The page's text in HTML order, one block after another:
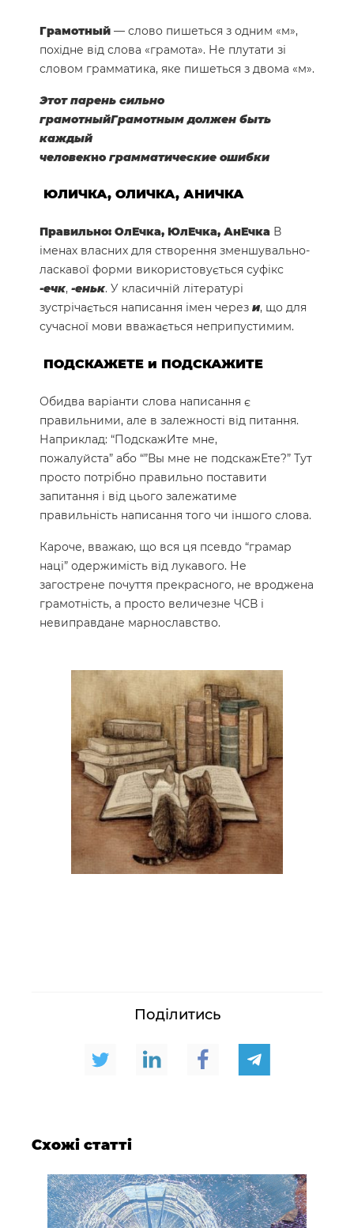
Грамотный — слово пишеться з одним «м»,
похідне від слова «грамота». Не плутати зі
словом грамматика, яке пишеться з двома «м».
Этот парень сильно
грамотныйГрамотнымдолжен быть
каждый
человекно грамматические ошибки
ЮЛИЧКА, ОЛИЧКА, АНИЧКА
Правильно: ОлЕчка, ЮлЕчка, АнЕчка В
іменах власних для створення зменшувально-
ласкавої форми використовується суфікс
-ечк, -еньк. У класичній літературі
зустрічається написання імен через и, що для
сучасної мови вважається неприпустимим.
ПОДСКАЖЕТЕ и ПОДСКАЖИТЕ
Обидва варіанти слова написання є
правильними, але в залежності від питання.
Наприклад: “ПодскажИте мне,
пожалуйста” або “”Вы мне не подскажЕте?” Тут
просто потрібно правильно поставити
запитання і від цього залежатиме
правильність написання того чи іншого слова.
Кароче, вважаю, що вся ця псевдо “грамар
наці” одержимість від лукавого. Не
загострене почуття прекрасного, не вроджена
грамотність, а просто величезне ЧСВ і
невиправдане марнославство.
Поділитись
Схожі статті